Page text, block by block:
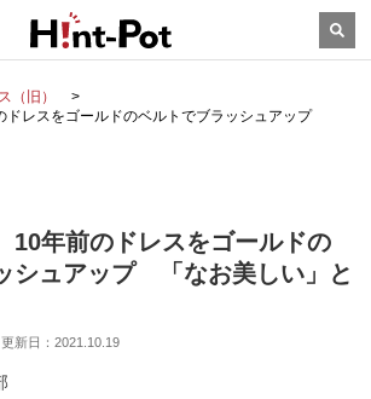
（旧）
レスをゴールドのベルトでブラッシュアップ
年前のドレスをゴールドの
シュアップ 「なお美しい」と
更新日：2021.10.19